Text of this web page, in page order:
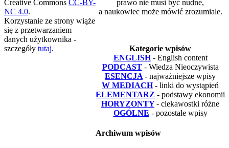
prawo nie musi być nudne,
a naukowiec może mówić zrozumiale.
Kategorie wpisów
ENGLISH - English content
PODCAST - Wiedza Nieoczywista
ESENCJA - najważniejsze wpisy
W MEDIACH - linki do wystąpień
ELEMENTARZ - podstawy ekonomii
HORYZONTY - ciekawostki różne
OGÓLNE - pozostałe wpisy
Archiwum wpisów
Creative Commons CC-BY-
NC 4.0.
Korzystanie ze strony wiąże
się z przetwarzaniem
danych użytkownika -
szczegóły tutaj.